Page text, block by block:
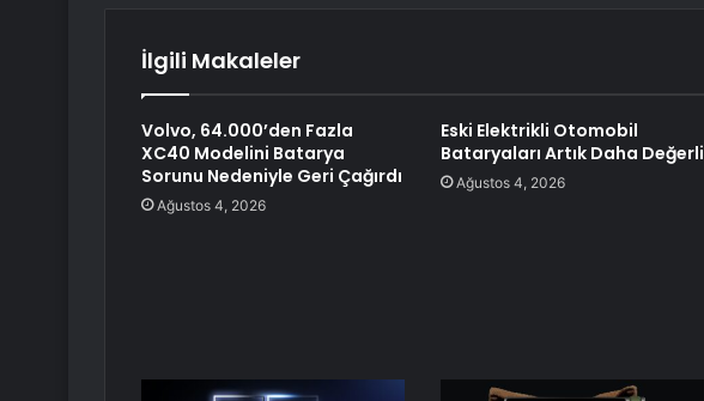
İlgili Makaleler
Volvo, 64.000’den Fazla
XC40 Modelini Batarya
Sorunu Nedeniyle Geri Çağırdı
Ağustos 4, 2026
Eski Elektrikli Otomobil
Bataryaları Artık Daha Değerli
Ağustos 4, 2026